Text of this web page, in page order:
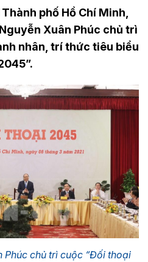
phố Hồ Chí Minh,
Xuân Phúc chủ trì
nhân, trí thức tiêu biểu
Phúc chủ trì cuộc “Đối thoại